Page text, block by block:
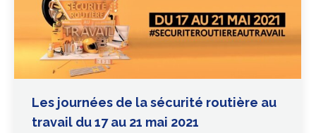
Les journées de la sécurité routière au
travail du 17 au 21 mai 2021